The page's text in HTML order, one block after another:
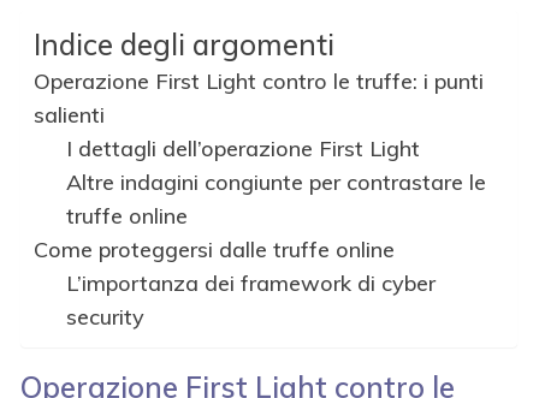
Indice degli argomenti
Operazione First Light contro le truffe: i punti
salienti
I dettagli dell’operazione First Light
Altre indagini congiunte per contrastare le
truffe online
Come proteggersi dalle truffe online
L’importanza dei framework di cyber
security
Operazione First Light contro le